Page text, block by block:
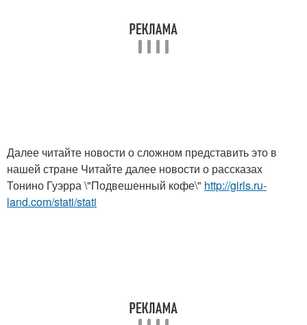
Далее читайте новости о сложном представить это в
нашей стране Читайте далее новости о рассказах
Тонино Гуэрра \"Подвешенный кофе\" http://girls.ru-
land.com/stati/stati